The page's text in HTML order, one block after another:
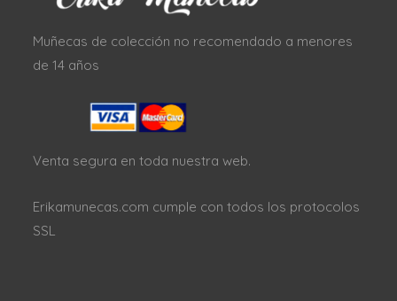
Muñecas de colección no recomendado a menores
de 14 años
Venta segura en toda nuestra web.
Erikamunecas.com cumple con todos los protocolos
SSL